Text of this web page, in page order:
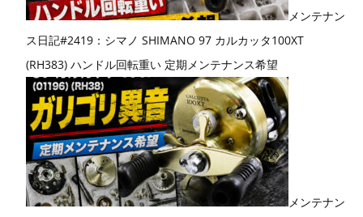
メンテナン
ス日記#2419：シマノ SHIMANO 97 カルカッタ100XT
(RH383) ハンドル回転重い 定期メンテナンス希望
メンテナン